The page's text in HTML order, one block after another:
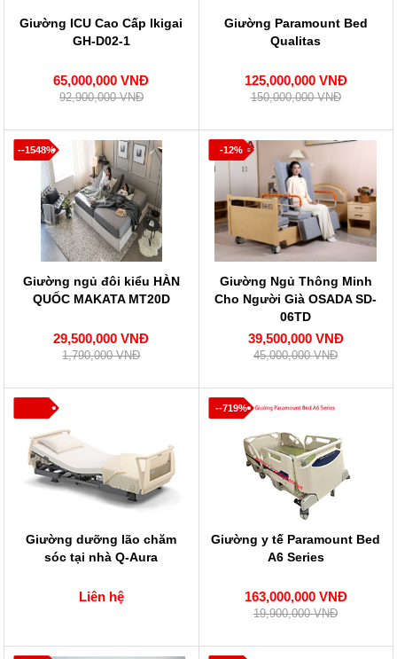
Giường ICU Cao Cấp Ikigai
GH-D02-1
65,000,000 VNĐ
92,900,000 VNĐ
Giường Paramount Bed
Qualitas
125,000,000 VNĐ
150,000,000 VNĐ
--1548%
Giường ngủ đôi kiểu HÀN
QUỐC MAKATA MT20D
29,500,000 VNĐ
1,790,000 VNĐ
-12%
Giường Ngủ Thông Minh
Cho Người Già OSADA SD-
06TD
39,500,000 VNĐ
45,000,000 VNĐ
Giường dưỡng lão chăm
sóc tại nhà Q-Aura
Liên hệ
--719%
Giường y tế Paramount Bed
A6 Series
163,000,000 VNĐ
19,900,000 VNĐ